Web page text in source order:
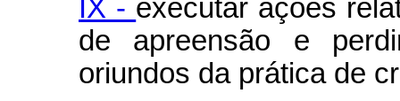
IX - executar ações
de apreensão e
oriundos da prática de